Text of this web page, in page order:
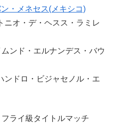
・メネセス(メキシコ)
オ・デ・ヘスス・ラミレ
ド・エルナンデス・バウ
ドロ・ビジャセノル・エ
ライ級タイトルマッチ